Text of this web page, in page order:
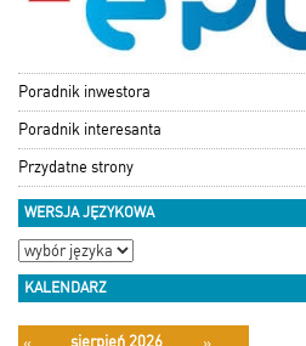
Poradnik inwestora
Poradnik interesanta
Przydatne strony
WERSJA JĘZYKOWA
KALENDARZ
sierpień 2026